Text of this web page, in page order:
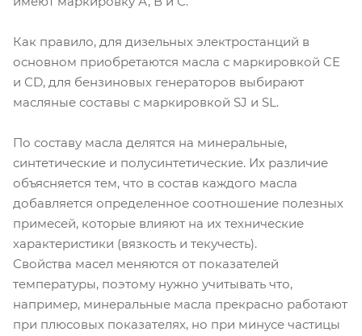
Как правило, для дизельных электростанций в
основном приобретаются масла с маркировкой CE
и СD, для бензиновых генераторов выбирают
масляные составы с маркировкой SJ и SL.
По составу масла делятся на минеральные,
синтетические и полусинтетические. Их различие
объясняется тем, что в состав каждого масла
добавляется определенное соотношение полезных
примесей, которые влияют на их технические
характеристики (вязкость и текучесть).
Свойства масел меняются от показателей
температуры, поэтому нужно учитывать что,
например, минеральные масла прекрасно работают
при плюсовых показателях, но при минусе частицы